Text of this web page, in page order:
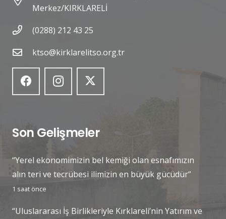
Merkez/KIRKLARELİ
(0288) 212 43 25
ktso@kirklarelitso.org.tr
Son Gelişmeler
“Yerel ekonomimizin bel kemiği olan esnafımızın
alın teri ve tecrübesi ilimizin en büyük gücüdür”
1 saat önce
“Uluslararası İş Birlikleriyle Kırklareli’nin Yatırım ve